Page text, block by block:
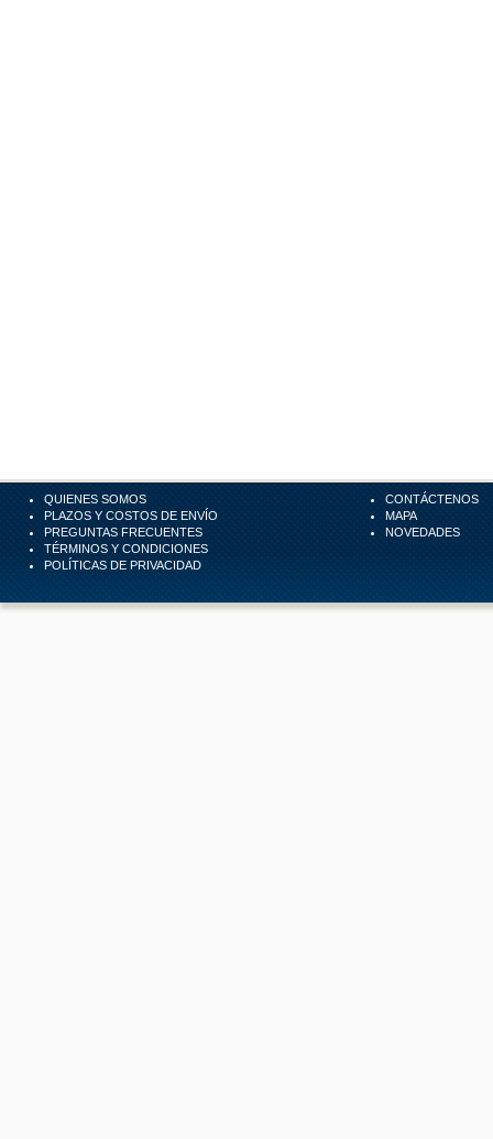
QUIENES SOMOS
PLAZOS Y COSTOS DE ENVÍO
PREGUNTAS FRECUENTES
TÉRMINOS Y CONDICIONES
POLÍTICAS DE PRIVACIDAD
CONTÁCTENOS
MAPA
NOVEDADES